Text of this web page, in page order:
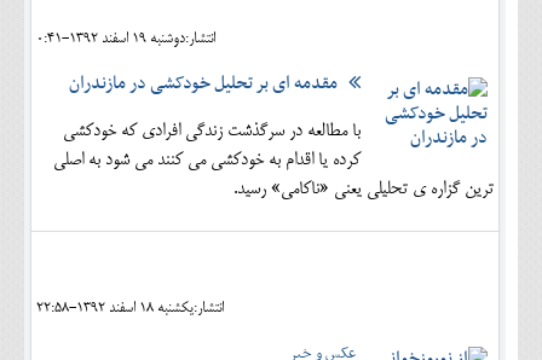
انتشار:دوشنبه 19 اسفند 1392-0:41
مقدمه ای بر تحلیل خودکشی در مازندران
با مطالعه در سرگذشت زندگی افرادی که خودکشی
کرده یا اقدام به خودکشی می کنند می شود به اصلی
ترین گزاره ی تحلیلی یعنی «ناکامی» رسید.
انتشار:يکشنبه 18 اسفند 1392-22:58
عکس و خبر